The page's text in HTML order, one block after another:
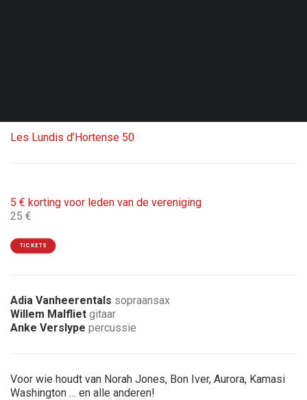
Les Lundis d’Hortense 50
5 € korting voor leden van de vereniging
25 €
TICKETS
Adia Vanheerentals sopraansax
Willem Malfliet gitaar
Anke Verslype percussie
Voor wie houdt van Norah Jones, Bon Iver, Aurora, Kamasi
Washington … en alle anderen!